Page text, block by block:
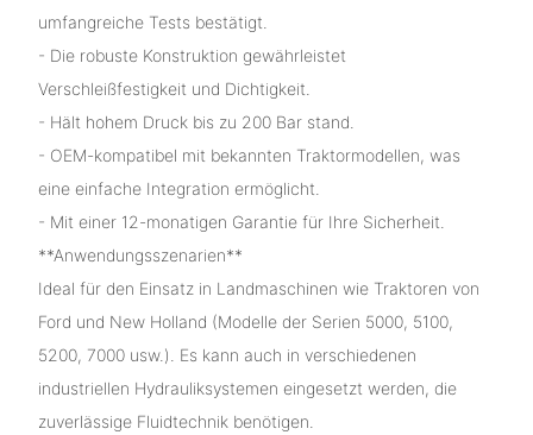
umfangreiche Tests bestätigt.
- Die robuste Konstruktion gewährleistet
Verschleißfestigkeit und Dichtigkeit.
- Hält hohem Druck bis zu 200 Bar stand.
- OEM-kompatibel mit bekannten Traktormodellen, was
eine einfache Integration ermöglicht.
- Mit einer 12-monatigen Garantie für Ihre Sicherheit.
**Anwendungsszenarien**
Ideal für den Einsatz in Landmaschinen wie Traktoren von
Ford und New Holland (Modelle der Serien 5000, 5100,
5200, 7000 usw.). Es kann auch in verschiedenen
industriellen Hydrauliksystemen eingesetzt werden, die
zuverlässige Fluidtechnik benötigen.